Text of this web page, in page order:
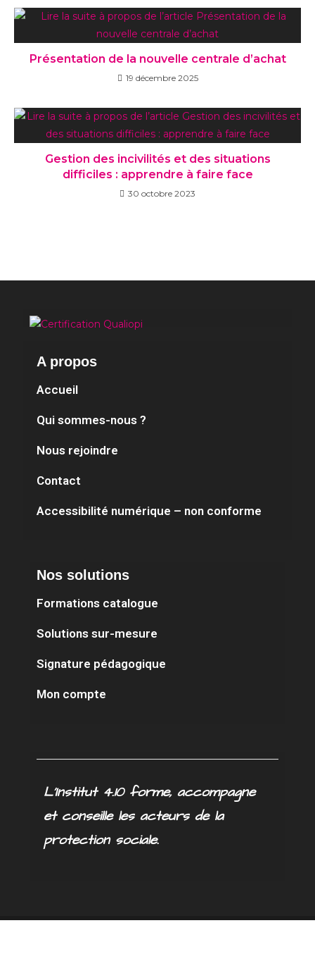
Présentation de la nouvelle centrale d’achat
19 décembre 2025
Gestion des incivilités et des situations
difficiles : apprendre à faire face
30 octobre 2023
A propos
Accueil
Qui sommes-nous ?
Nous rejoindre
Contact
Accessibilité numérique – non conforme
Nos solutions
Formations catalogue
Solutions sur-mesure
Signature pédagogique
Mon compte
L’Institut 4.10 forme, accompagne
et conseille les acteurs de la
protection sociale.